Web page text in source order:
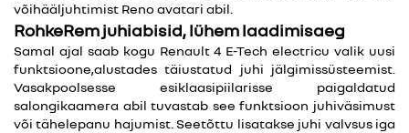
võihääljuhtimist Reno avatari abil.
RohkeRem juhiabisid, lühem laadimisaeg
Samal ajal saab kogu Renault 4 E-Tech electricu valik uusi
funktsioone,alustades täiustatud juhi jälgimissüsteemist.
Vasakpoolsesse esiklaasipiilarisse paigaldatud
salongikaamera abil tuvastab see funktsioon juhiväsimust
või tähelepanu hajumist. Seetõttu lisatakse juhi valvsus iga